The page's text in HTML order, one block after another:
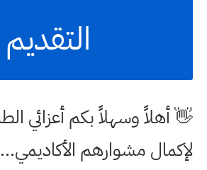
التقديم
👋 أهلاً وسهلاً بكم أعزائي
لإكمال مشوارهم الأكاديمي...